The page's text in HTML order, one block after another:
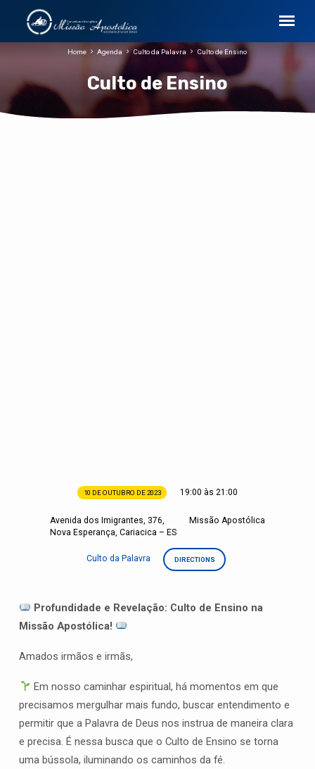
Culto de Ensino
Home Agenda Culto da Palavra Culto de Ensino
Ensino
10 DE OUTUBRO DE 2023 19:00 às 21:00
Avenida dos Imigrantes, 376,
Nova Esperança, Cariacica – ES
Missão Apostólica
Culto da Palavra DIRECTIONS
Profundidade e Revelação: Culto de Ensino na
Missão Apostólica!
Amados irmãos e irmãs,
Em nosso caminhar espiritual, há momentos em que
precisamos mergulhar mais fundo, buscar entendimento e
permitir que a Palavra de Deus nos instrua de maneira clara
e precisa. É nessa busca que o Culto de Ensino se torna
uma bússola, iluminando os caminhos da fé.